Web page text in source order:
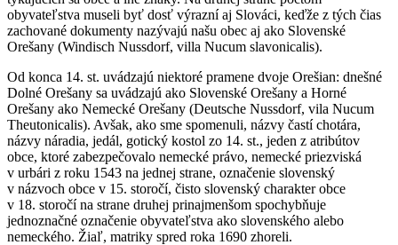
obyvateľstva museli byť dosť výrazní aj Slováci, keďže z tých čias
zachované dokumenty nazývajú našu obec aj ako Slovenské
Orešany (Windisch Nussdorf, villa Nucum slavonicalis).
Od konca 14. st. uvádzajú niektoré pramene dvoje Orešian: dnešné
Dolné Orešany sa uvádzajú ako Slovenské Orešany a Horné
Orešany ako Nemecké Orešany (Deutsche Nussdorf, vila Nucum
Theutonicalis). Avšak, ako sme spomenuli, názvy častí chotára,
názvy náradia, jedál, gotický kostol zo 14. st., jeden z atribútov
obce, ktoré zabezpečovalo nemecké právo, nemecké priezviská
v urbári z roku 1543 na jednej strane, označenie slovenský
v názvoch obce v 15. storočí, čisto slovenský charakter obce
v 18. storočí na strane druhej prinajmenšom spochybňuje
jednoznačné označenie obyvateľstva ako slovenského alebo
nemeckého. Žiaľ, matriky spred roka 1690 zhoreli.